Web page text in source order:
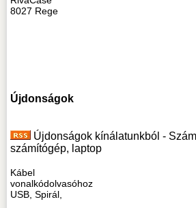
8027 Rege
Újdonságok
Újdonságok kínálatunkból -
számítógép, laptop
Kábel
vonalkódolvasóhoz
USB, Spirál,